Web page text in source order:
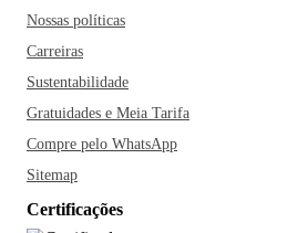
Nossas políticas
Carreiras
Sustentabilidade
Gratuidades e Meia Tarifa
Compre pelo WhatsApp
Sitemap
Certificações